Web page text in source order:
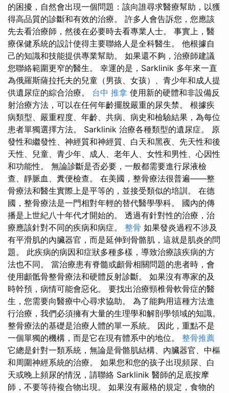
的困擾，自然會出現一個問題：該向誰尋求醫療幫助，以獲
得高品質的診斷和有效的治療。 許多人會告訴您，您應該
先去看治療師，然後在必要時去看專業人士。 事實上，醫
療保健系統的設計使得主要聯絡人是全科醫生。 他根據自
己的知識和技能提供專業幫助。 如果還不夠，治療師建議
您聯絡範圍更窄的醫生。 幸運的是，Sarklinik 多年來一直
為俄羅斯薩拉托夫的兒童（男孩、女孩）、青少年和成人提
供遺尿症的綜合治療。 台中 推拿 使用新的硬體和非設備反
射治療方法，可以在任何年齡擺脫嚴重的尿失禁。 根據疾
病類型、嚴重程度、年齡、共病、病史和檢驗結果，為每位
患者單獨選擇方法。 Sarklinik 治療各種類型的遺尿症。 原
發性和繼發性、神經質和神經質、白天和黑夜、先天性和後
天性、兒童、青少年、成人、老年人、女性和男性、心因性
和功能性。 無論診斷是否必要，一般都需要進行尿液檢
查、靜脈血、糞便檢查。 在美國，整骨療法很普遍——整
骨療法和醫生實際上是平等的，並接受類似的培訓。 在德
國，整骨療法是一門相對年輕的替代醫學學科。 國內的傳
播是上世紀八十年代才開始的。 透過有針對性的治療，治
療應該針對不同的疾病和病症。 整骨 如果發炎過程不涉及
有平滑肌的內臟器官，而是延伸到骨骼肌，這就是肌炎的問
題。 此疾病的病因和症狀多種多樣，導致治療該疾病的方
法也不同。 當治療患有脊髓或顱骨相關問題的患者時，會
使用顱骶骨整骨療法和硬體反射診斷。 如果沒有專家的及
時幹預，病情可能會惡化。 要找出治療頸椎骨軟骨症的醫
生，您需要向醫療中心尋求協助。 為了能夠用這種方法進
行治療，我們必須擁有大量的生理學和解剖學領域的知識。
整骨療法的基礎是治療人體的單一系統。 因此，重點不是
一個單獨的機構，而是它在現有體系中的地位。 整骨推薦
它總是針對一類系統，無論是骨骼肌結構、內臟器官、中樞
和周圍神經系統的治療。 如果您和您的孩子出現頻尿、白
天或晚上頻尿的情況，請聯絡 Sarklinik 醫師的足底按摩
師，不要等待複合物出現。 如果沒有嚴格的規定，食物的